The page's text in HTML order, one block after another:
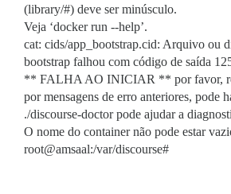
(library/#) deve ser minúsculo.
Veja ‘docker run --help’.
cat: cids/app_bootstrap.cid: Arquivo ou
bootstrap falhou com código de saída
** FALHA AO INICIAR ** por favor,
por mensagens de erro anteriores, pode
./discourse-doctor pode ajudar a
O nome do container não pode estar
root@amsaal:/var/discourse#